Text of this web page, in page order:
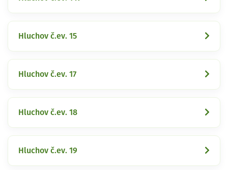
Hluchov č.ev. 15
Hluchov č.ev. 17
Hluchov č.ev. 18
Hluchov č.ev. 19